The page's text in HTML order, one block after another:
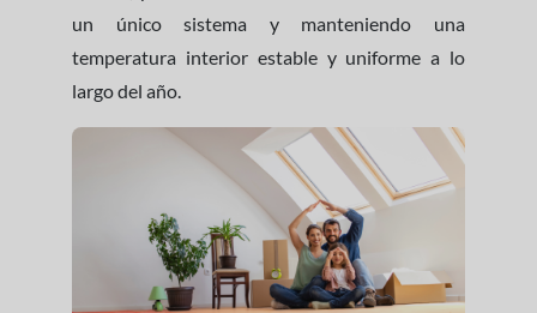
un único sistema y manteniendo una
temperatura interior estable y uniforme a lo
largo del año.